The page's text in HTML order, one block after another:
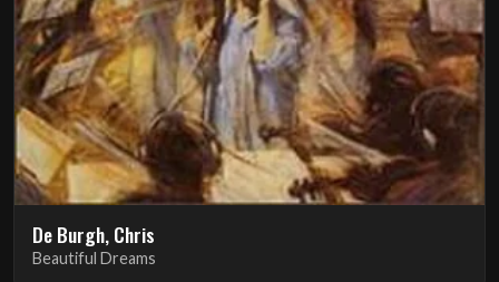
De Burgh, Chris
Beautiful Dreams